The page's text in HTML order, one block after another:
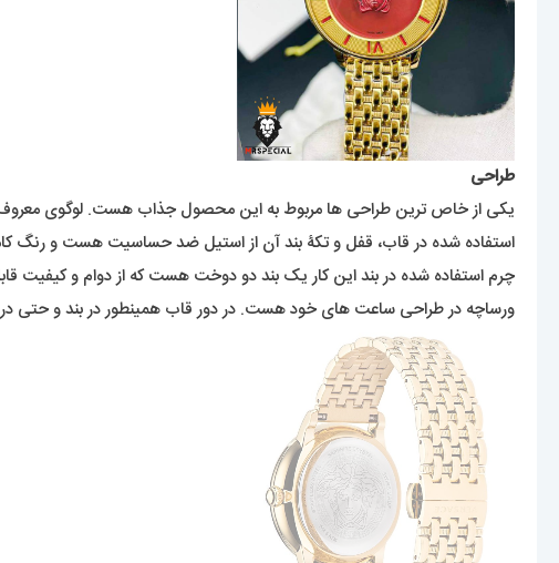
طراحی
یکی از خاص ترین طراحی ها مربوط به این محصول جذاب هست. لوگوی معروف
استفاده شده در قاب، قفل و تکۀ بند آن از استیل ضد حساسیت هست و رنگ
چرم استفاده شده در بند این کار یک بند دو دوخت هست که از دوام و کیفیت قابل
ورساچه در طراحی ساعت های خود هست. در دور قاب همینطور در بند و